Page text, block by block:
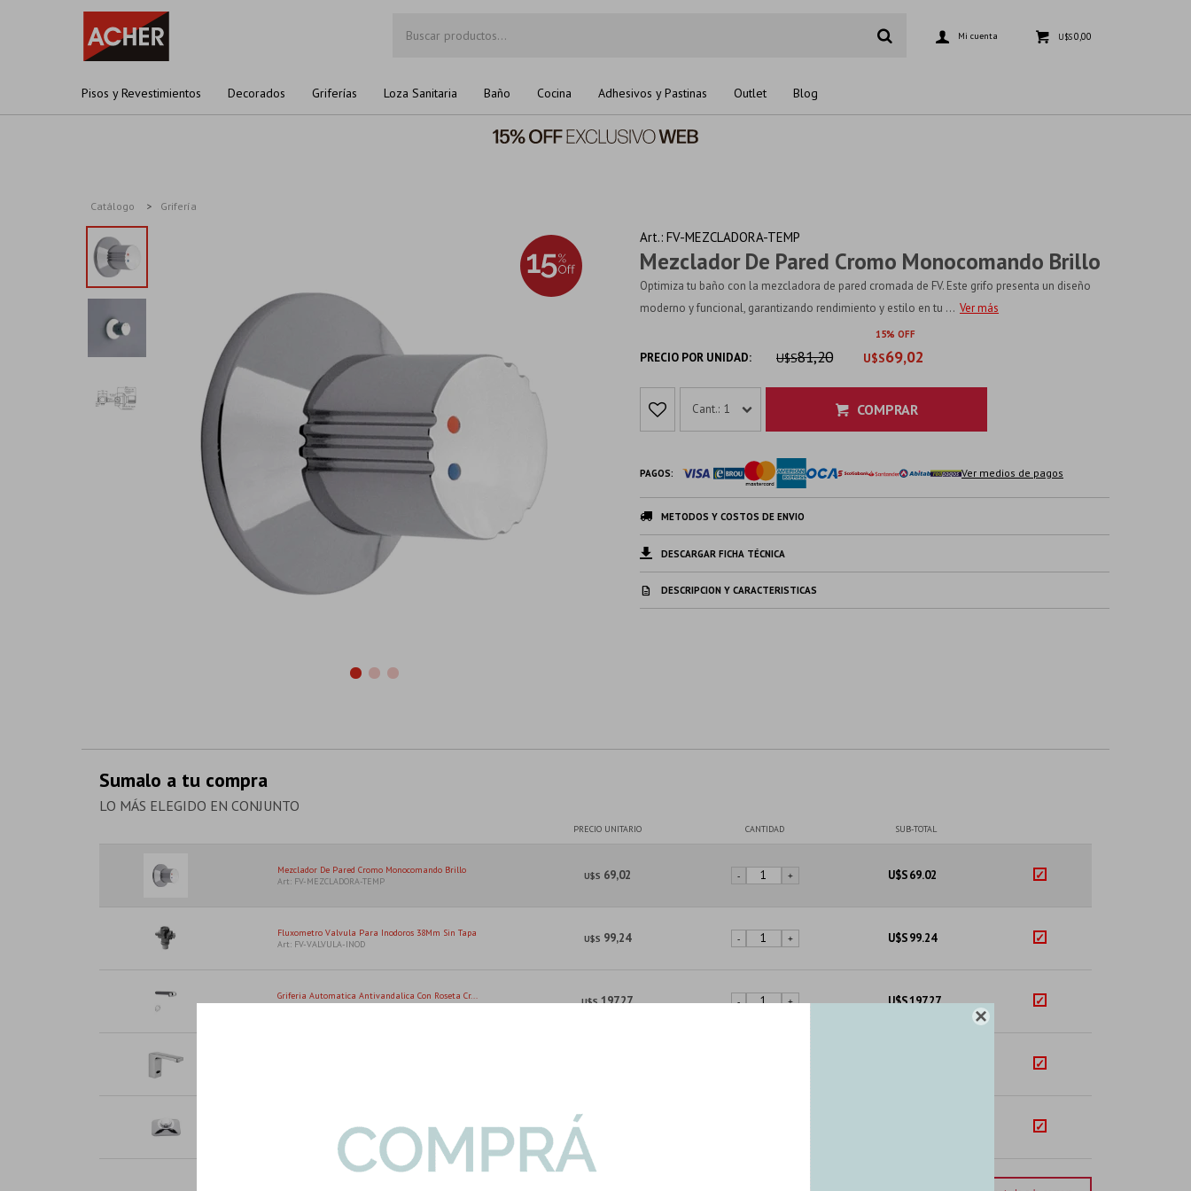

Pisos y Revestimientos Decorados Griferías Loza Sanitaria Baño Cocina Adhesivos y Pastinas Outlet Blog
U$S0,00
Catálogo Grifería
Mezclador De Pared Cromo Monocomando Brillo
FV-MEZCLADORA-TEMP
Optimiza tu baño con la mezcladora de pared cromada de FV. Este grifo presenta un diseño
moderno y funcional, garantizando rendimiento y estilo en tu ... Ver más
15
PRECIO POR UNIDAD: U$S69,02
U$S81,20
1 COMPRAR
PAGOS: Ver medios de pagos
METODOS Y COSTOS DE ENVIO
DESCARGAR FICHA TÉCNICA
DESCRIPCION Y CARACTERISTICAS
Sumalo a tu compra
LO MÁS ELEGIDO EN CONJUNTO
PRECIO UNITARIO CANTIDAD SUB-TOTAL
Mezclador De Pared Cromo Monocomando Brillo
Art: FV-MEZCLADORA-TEMP
U$S 69,02 - + U$S69.02
Fluxometro Valvula Para Inodoros 38Mm Sin Tapa
Art: FV-VALVULA-INOD
U$S 99,24 - + U$S99.24
Griferia Automatica Antivandalica Con Roseta Cr...
Art: FV-PRESSMATIC-DUCHA
U$S 197,27 - + U$S197.27
Art: FV-TAPA-TECLA-ANTI